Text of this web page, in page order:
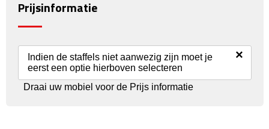
Rijbewijs- & kentekenhoezen
USB autoladers
Prijsinformatie
Indien de staffels niet aanwezig zijn moet je
eerst een optie hierboven selecteren
×
Draai uw mobiel voor de Prijs informatie